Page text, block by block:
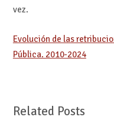
vez.
Evolución de las
Pública. 2010-2024
Related Posts